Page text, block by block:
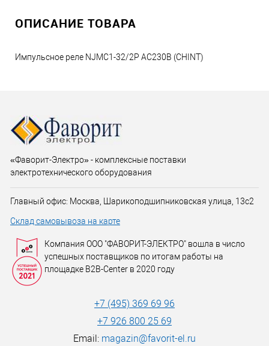
ОПИСАНИЕ ТОВАРА
Импульсное реле NJMC1-32/2P AC230В (CHINT)
«Фаворит-Электро» - комплексные поставки
электротехнического оборудования
Главный офис: Москва, Шарикоподшипниковская улица, 13с2
Склад самовывоза на карте
Компания ООО "ФАВОРИТ-ЭЛЕКТРО" вошла в число
успешных поставщиков по итогам работы на
площадке B2B-Center в 2020 году
+7 (495) 369 69 96
+7 926 800 25 69
Email: magazin@favorit-el.ru